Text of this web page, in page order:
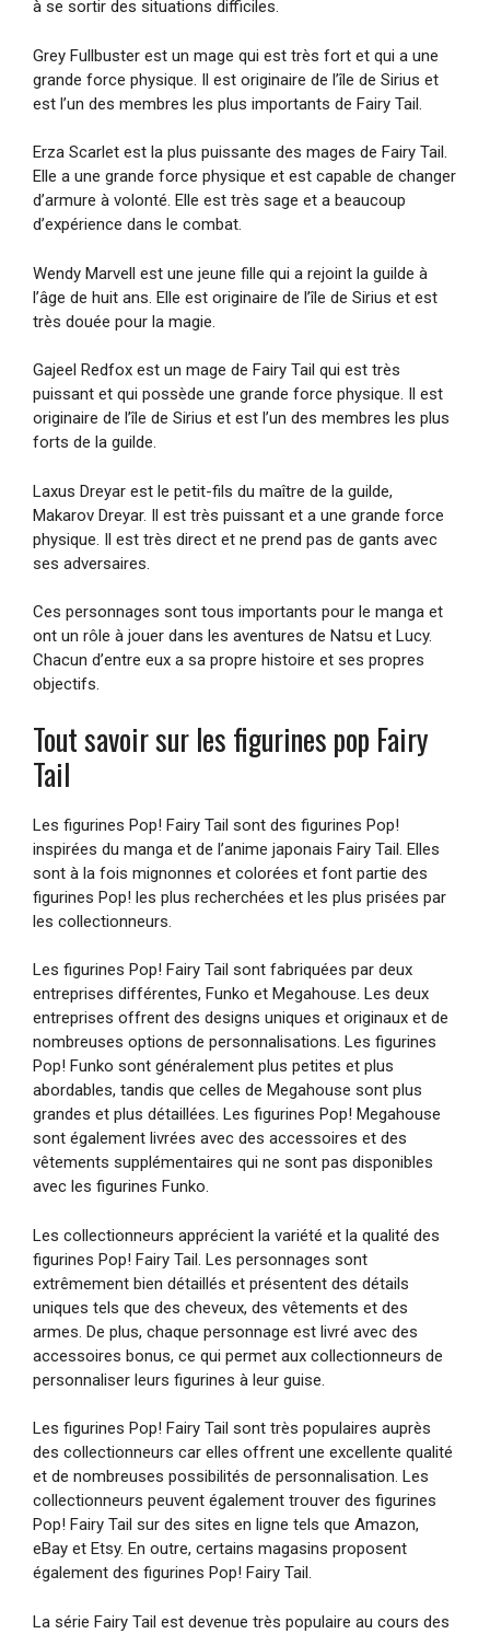
à se sortir des situations difficiles.
Grey Fullbuster est un mage qui est très fort et qui a une
grande force physique. Il est originaire de l’île de Sirius et
est l’un des membres les plus importants de Fairy Tail.
Erza Scarlet est la plus puissante des mages de Fairy Tail.
Elle a une grande force physique et est capable de changer
d’armure à volonté. Elle est très sage et a beaucoup
d’expérience dans le combat.
Wendy Marvell est une jeune fille qui a rejoint la guilde à
l’âge de huit ans. Elle est originaire de l’île de Sirius et est
très douée pour la magie.
Gajeel Redfox est un mage de Fairy Tail qui est très
puissant et qui possède une grande force physique. Il est
originaire de l’île de Sirius et est l’un des membres les plus
forts de la guilde.
Laxus Dreyar est le petit-fils du maître de la guilde,
Makarov Dreyar. Il est très puissant et a une grande force
physique. Il est très direct et ne prend pas de gants avec
ses adversaires.
Ces personnages sont tous importants pour le manga et
ont un rôle à jouer dans les aventures de Natsu et Lucy.
Chacun d’entre eux a sa propre histoire et ses propres
objectifs.
Tout savoir sur les figurines pop Fairy
Tail
Les figurines Pop! Fairy Tail sont des figurines Pop!
inspirées du manga et de l’anime japonais Fairy Tail. Elles
sont à la fois mignonnes et colorées et font partie des
figurines Pop! les plus recherchées et les plus prisées par
les collectionneurs.
Les figurines Pop! Fairy Tail sont fabriquées par deux
entreprises différentes, Funko et Megahouse. Les deux
entreprises offrent des designs uniques et originaux et de
nombreuses options de personnalisations. Les figurines
Pop! Funko sont généralement plus petites et plus
abordables, tandis que celles de Megahouse sont plus
grandes et plus détaillées. Les figurines Pop! Megahouse
sont également livrées avec des accessoires et des
vêtements supplémentaires qui ne sont pas disponibles
avec les figurines Funko.
Les collectionneurs apprécient la variété et la qualité des
figurines Pop! Fairy Tail. Les personnages sont
extrêmement bien détaillés et présentent des détails
uniques tels que des cheveux, des vêtements et des
armes. De plus, chaque personnage est livré avec des
accessoires bonus, ce qui permet aux collectionneurs de
personnaliser leurs figurines à leur guise.
Les figurines Pop! Fairy Tail sont très populaires auprès
des collectionneurs car elles offrent une excellente qualité
et de nombreuses possibilités de personnalisation. Les
collectionneurs peuvent également trouver des figurines
Pop! Fairy Tail sur des sites en ligne tels que Amazon,
eBay et Etsy. En outre, certains magasins proposent
également des figurines Pop! Fairy Tail.
La série Fairy Tail est devenue très populaire au cours des